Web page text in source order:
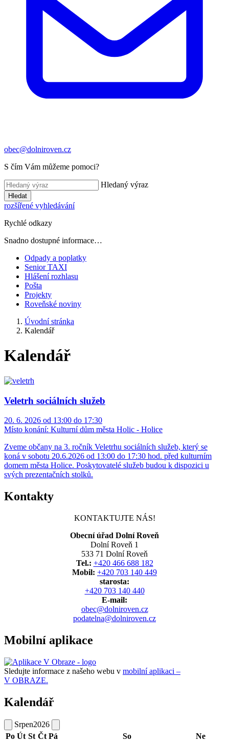
obec@dolniroven.cz
S čím Vám můžeme pomoci?
Hledaný výraz
Hledat
rozšířené vyhledávání
Rychlé odkazy
Snadno dostupné informace…
Odpady a poplatky
Senior TAXI
Hlášení rozhlasu
Pošta
Projekty
Roveňské noviny
Úvodní stránka
Kalendář
Kalendář
Veletrh sociálních služeb
20. 6. 2026 od 13:00 do 17:30
Místo konání: Kulturní dům města Holic - Holice
Zveme občany na 3. ročník Veletrhu sociálních služeb, který se
koná v sobotu 20.6.2026 od 13:00 do 17:30 hod. před kulturním
domem města Holice. Poskytovatelé služeb budou k dispozici u
svých prezentačních stolků.
Kontakty
KONTAKTUJTE NÁS!
Obecní úřad Dolní Roveň
Dolní Roveň 1
533 71 Dolní Roveň
Tel.: +420 466 688 182
Mobil: +420 703 140 449
starosta:
+420 703 140 440
E-mail:
obec@dolniroven.cz
podatelna@dolniroven.cz
Mobilní aplikace
Sledujte informace z našeho webu v mobilní aplikaci –
V OBRAZE.
Kalendář
Srpen2026
Po Út St Čt Pá So
Ne